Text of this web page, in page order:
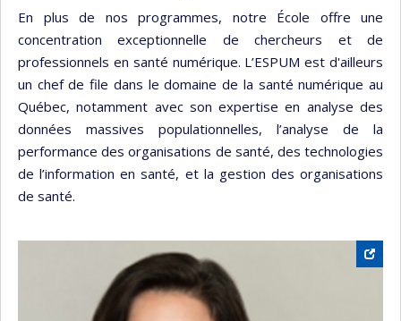
En plus de nos programmes, notre École offre une
concentration exceptionnelle de chercheurs et de
professionnels en santé numérique. L’ESPUM est d'ailleurs
un chef de file dans le domaine de la santé numérique au
Québec, notamment avec son expertise en analyse des
données massives populationnelles, l’analyse de la
performance des organisations de santé, des technologies
de l’information en santé, et la gestion des organisations
de santé.